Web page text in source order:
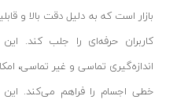
سشوار شارژی
حرارت سنج شارژی
کارواش و سمپاش شارژی
پیستوله شارژی
برتر - Bartar
رصب - Rasb
اکتیو - Active
پی ام - P.M
قرمز - نقره‌ای
گلد (GOLD)
آبی - مشکی
کرم - مشکی
بازار است که به دلیل دقت بالا و
کاربران حرفه‌ای را جلب کند.
اندازه‌گیری تماسی و غیر تماسی،
خطی اجسام را فراهم می‌کند. این